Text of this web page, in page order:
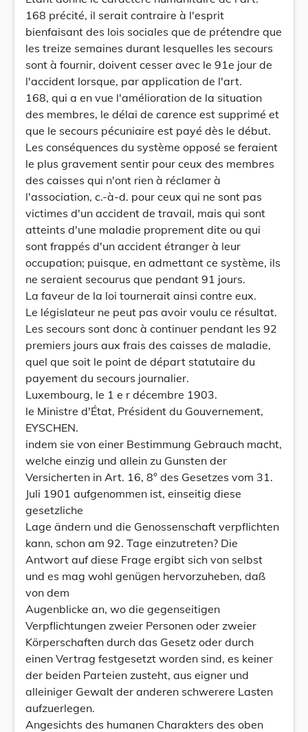
168 précité, il serait contraire à l'esprit
bienfaisant des lois sociales que de prétendre que
les treize semaines durant lesquelles les secours
sont à fournir, doivent cesser avec le 91e jour de
l'accident lorsque, par application de l'art.
168, qui a en vue l'amélioration de la situation
des membres, le délai de carence est supprimé et
que le secours pécuniaire est payé dès le début.
Les conséquences du système opposé se feraient
le plus gravement sentir pour ceux des membres
des caisses qui n'ont rien à réclamer à
l'association, c.-à-d. pour ceux qui ne sont pas
victimes d'un accident de travail, mais qui sont
atteints d'une maladie proprement dite ou qui
sont frappés d'un accident étranger à leur
occupation; puisque, en admettant ce système, ils
ne seraient secourus que pendant 91 jours.
La faveur de la loi tournerait ainsi contre eux.
Le législateur ne peut pas avoir voulu ce résultat.
Les secours sont donc à continuer pendant les 92
premiers jours aux frais des caisses de maladie,
quel que soit le point de départ statutaire du
payement du secours journalier.
Luxembourg, le 1 e r décembre 1903.
le Ministre d'État, Président du Gouvernement,
EYSCHEN.
indem sie von einer Bestimmung Gebrauch macht,
welche einzig und allein zu Gunsten der
Versicherten in Art. 16, 8° des Gesetzes vom 31.
Juli 1901 aufgenommen ist, einseitig diese
gesetzliche
Lage ändern und die Genossenschaft verpflichten
kann, schon am 92. Tage einzutreten? Die
Antwort auf diese Frage ergibt sich von selbst
und es mag wohl genügen hervorzuheben, daß
von dem
Augenblicke an, wo die gegenseitigen
Verpflichtungen zweier Personen oder zweier
Körperschaften durch das Gesetz oder durch
einen Vertrag festgesetzt worden sind, es keiner
der beiden Parteien zusteht, aus eigner und
alleiniger Gewalt der anderen schwerere Lasten
aufzuerlegen.
Angesichts des humanen Charakters des oben